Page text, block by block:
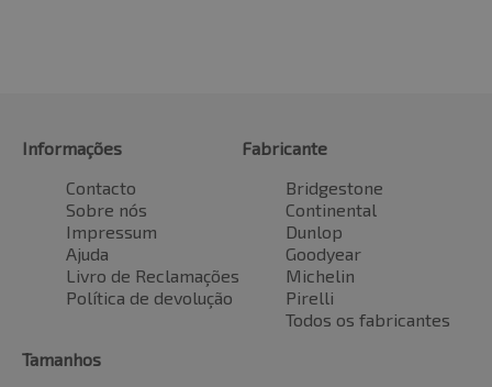
Informações
Contacto
Sobre nós
Impressum
Ajuda
Livro de Reclamações
Política de devolução
Fabricante
Bridgestone
Continental
Dunlop
Goodyear
Michelin
Pirelli
Todos os fabricantes
Tamanhos